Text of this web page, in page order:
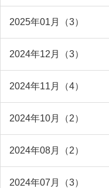
2025年01月（3）
2024年12月（3）
2024年11月（4）
2024年10月（2）
2024年08月（2）
2024年07月（3）